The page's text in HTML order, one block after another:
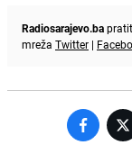
Radiosarajevo.ba
mreža Twitter |